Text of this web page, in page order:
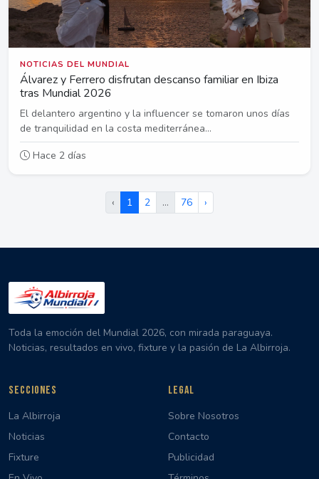
NOTICIAS DEL MUNDIAL
Álvarez y Ferrero disfrutan descanso familiar en Ibiza
tras Mundial 2026
El delantero argentino y la influencer se tomaron unos días
de tranquilidad en la costa mediterránea...
Hace 2 días
‹ 1 2 … 76 ›
Toda la emoción del Mundial 2026, con mirada paraguaya.
Noticias, resultados en vivo, fixture y la pasión de La Albirroja.
SECCIONES
La Albirroja
Noticias
Fixture
LEGAL
Sobre Nosotros
Contacto
Publicidad